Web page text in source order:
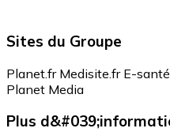
Sites du Groupe
Planet.fr Medisite.fr E-
Planet Media
Plus